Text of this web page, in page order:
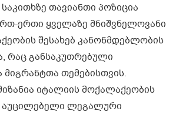
თავიანთი პოზიცია
ერთი ყველაზე მნიშვნელოვანი
შესახებ კანონმდებლობის
რაც განსაკუთრებული
მიგრანტთა თემებისთვის.
იტალიის მოქალაქეობის
აუცილებელი ლეგალური